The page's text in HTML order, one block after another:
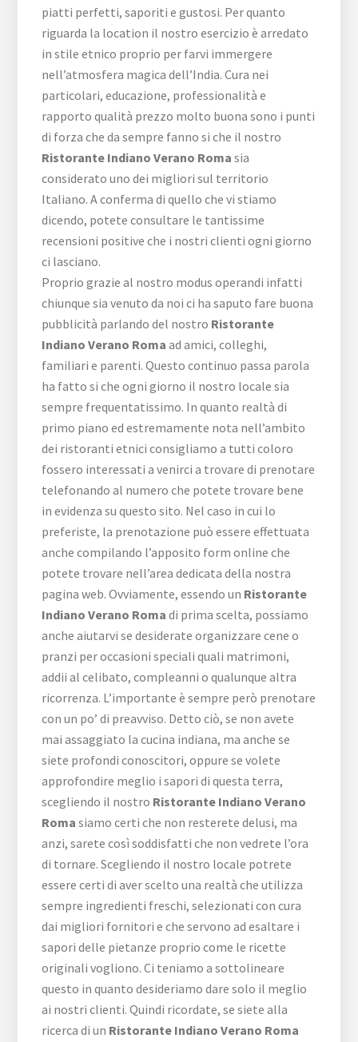
piatti perfetti, saporiti e gustosi. Per quanto
riguarda la location il nostro esercizio è arredato
in stile etnico proprio per farvi immergere
nell’atmosfera magica dell’India. Cura nei
particolari, educazione, professionalità e
rapporto qualità prezzo molto buona sono i punti
di forza che da sempre fanno si che il nostro
Ristorante Indiano Verano Roma sia
considerato uno dei migliori sul territorio
Italiano. A conferma di quello che vi stiamo
dicendo, potete consultare le tantissime
recensioni positive che i nostri clienti ogni giorno
ci lasciano.
Proprio grazie al nostro modus operandi infatti
chiunque sia venuto da noi ci ha saputo fare buona
pubblicità parlando del nostro Ristorante
Indiano Verano Roma ad amici, colleghi,
familiari e parenti. Questo continuo passa parola
ha fatto si che ogni giorno il nostro locale sia
sempre frequentatissimo. In quanto realtà di
primo piano ed estremamente nota nell’ambito
dei ristoranti etnici consigliamo a tutti coloro
fossero interessati a venirci a trovare di prenotare
telefonando al numero che potete trovare bene
in evidenza su questo sito. Nel caso in cui lo
preferiste, la prenotazione può essere effettuata
anche compilando l’apposito form online che
potete trovare nell’area dedicata della nostra
pagina web. Ovviamente, essendo un Ristorante
Indiano Verano Roma di prima scelta, possiamo
anche aiutarvi se desiderate organizzare cene o
pranzi per occasioni speciali quali matrimoni,
addii al celibato, compleanni o qualunque altra
ricorrenza. L’importante è sempre però prenotare
con un po’ di preavviso. Detto ciò, se non avete
mai assaggiato la cucina indiana, ma anche se
siete profondi conoscitori, oppure se volete
approfondire meglio i sapori di questa terra,
scegliendo il nostro Ristorante Indiano Verano
Roma siamo certi che non resterete delusi, ma
anzi, sarete così soddisfatti che non vedrete l’ora
di tornare. Scegliendo il nostro locale potrete
essere certi di aver scelto una realtà che utilizza
sempre ingredienti freschi, selezionati con cura
dai migliori fornitori e che servono ad esaltare i
sapori delle pietanze proprio come le ricette
originali vogliono. Ci teniamo a sottolineare
questo in quanto desideriamo dare solo il meglio
ai nostri clienti. Quindi ricordate, se siete alla
ricerca di un Ristorante Indiano Verano Roma